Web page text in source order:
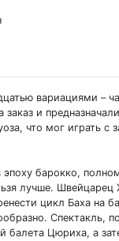
вариациями –
и
что мог играть с
барокко,
лучше.
цикл Баха на
Спектакль,
балета Цюриха, а